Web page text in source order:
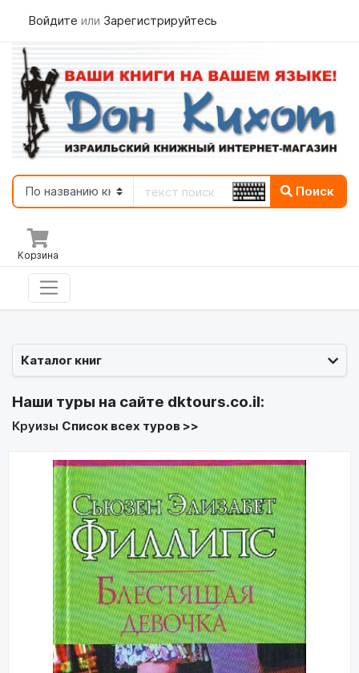
Войдите или Зарегистрируйтесь
Поиск
Корзина
Каталог книг
Наши туры на сайте dktours.co.il:
Круизы Список всех туров >>